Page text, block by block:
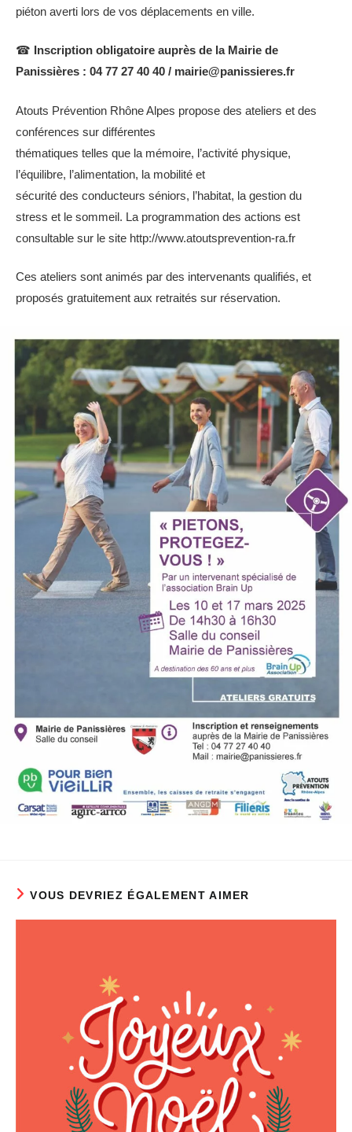
piéton averti lors de vos déplacements en ville.
☎ Inscription obligatoire auprès de la Mairie de
Panissières : 04 77 27 40 40 / mairie@panissieres.fr
Atouts Prévention Rhône Alpes propose des ateliers et des
conférences sur différentes
thématiques telles que la mémoire, l’activité physique,
l’équilibre, l’alimentation, la mobilité et
sécurité des conducteurs séniors, l’habitat, la gestion du
stress et le sommeil. La programmation des actions est
consultable sur le site http://www.atoutsprevention-ra.fr
Ces ateliers sont animés par des intervenants qualifiés, et
proposés gratuitement aux retraités sur réservation.
VOUS DEVRIEZ ÉGALEMENT AIMER